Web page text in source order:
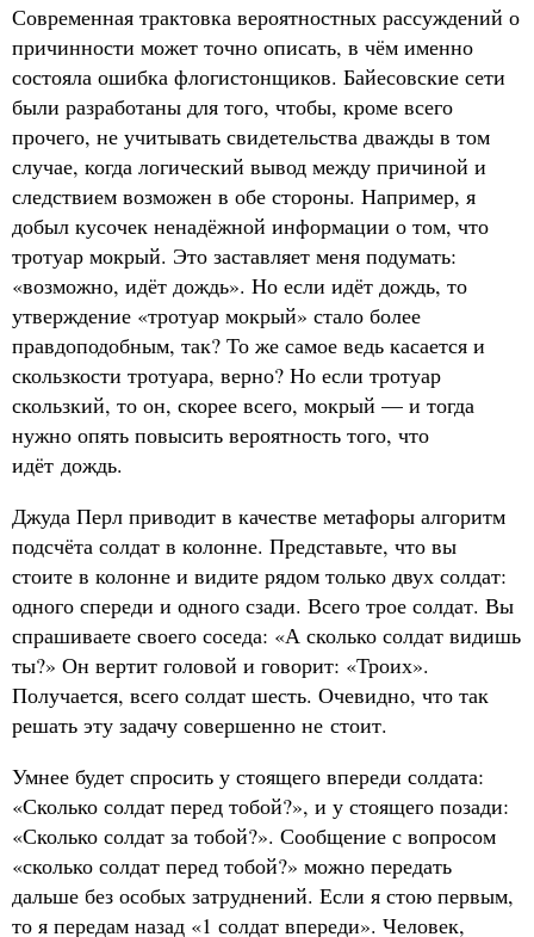
Современная трактовка вероятностных рассуждений о
причинности может точно описать, в чём именно
состояла ошибка флогистонщиков. Байесовские сети
были разработаны для того, чтобы, кроме всего
прочего, не учитывать свидетельства дважды в том
случае, когда логический вывод между причиной и
следствием возможен в обе стороны. Например, я
добыл кусочек ненадёжной информации о том, что
тротуар мокрый. Это заставляет меня подумать:
«возможно, идёт дождь». Но если идёт дождь, то
утверждение «тротуар мокрый» стало более
правдоподобным, так? То же самое ведь касается и
скользкости тротуара, верно? Но если тротуар
скользкий, то он, скорее всего, мокрый — и тогда
нужно опять повысить вероятность того, что
идёт дождь.
Джуда Перл приводит в качестве метафоры алгоритм
подсчёта солдат в колонне. Представьте, что вы
стоите в колонне и видите рядом только двух солдат:
одного спереди и одного сзади. Всего трое солдат. Вы
спрашиваете своего соседа: «А сколько солдат видишь
ты?» Он вертит головой и говорит: «Троих».
Получается, всего солдат шесть. Очевидно, что так
решать эту задачу совершенно не стоит.
Умнее будет спросить у стоящего впереди солдата:
«Сколько солдат перед тобой?», и у стоящего позади:
«Сколько солдат за тобой?». Сообщение с вопросом
«сколько солдат перед тобой?» можно передать
дальше без особых затруднений. Если я стою первым,
то я передам назад «1 солдат впереди». Человек,